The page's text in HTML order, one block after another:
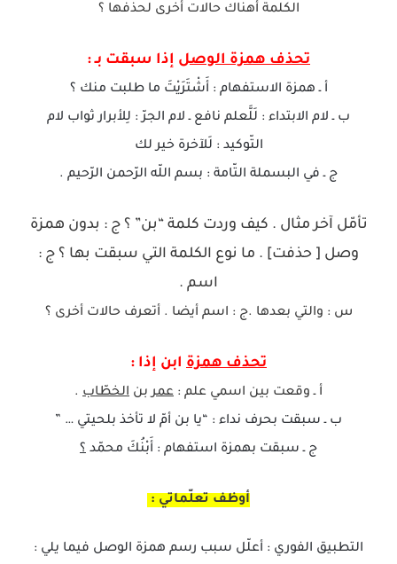
الكلمة أهناك حالات أخرى لحذفها ؟
تحذف همزة الوصل إذا سبقت بـ :
أ ـ همزة الاستفهام : أَشْتَرَيْتَ ما طلبت منك ؟
ب ـ لام الابتداء : لَلَّعلم نافع ـ لام الجرّ : لِلأبرار ثواب لام
التّوكيد : لَلآخرة خير لك
ج ـ في البسملة التّامة : بسم اللّه الرّحمن الرّحيم .
تأمّل آخر مثال . كيف وردت كلمة “بن” ؟ ج : بدون همزة
وصل [ حذفت] . ما نوع الكلمة التي سبقت بها ؟ ج :
اسم .
س : والتي بعدها .ج : اسم أيضا . أتعرف حالات أخرى ؟
تحذف همزة ابن إذا :
أ ـ وقعت بين اسمي علم : عمربن الخطّاب .
ب ـ سبقت بحرف نداء : “يا بن أمّ لا تأخذ بلحيتي … ”
ج ـ سبقت بهمزة استفهام : أَبْنُكَ محمّد ؟
أوظف تعلّماتي :
التطبيق الفوري : أعلّل سبب رسم همزة الوصل فيما يلي :